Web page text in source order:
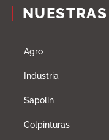
Agro
Industria
Sapolin
Colpinturas